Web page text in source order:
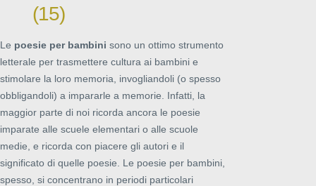
15
Le poesie per bambini sono un ottimo strumento
letterale per trasmettere cultura ai bambini e
stimolare la loro memoria, invogliandoli (o spesso
obbligandoli) a impararle a memorie. Infatti, la
maggior parte di noi ricorda ancora le poesie
imparate alle scuele elementari o alle scuole
medie, e ricorda con piacere gli autori e il
significato di quelle poesie. Le poesie per bambini,
spesso, si concentrano in periodi particolari